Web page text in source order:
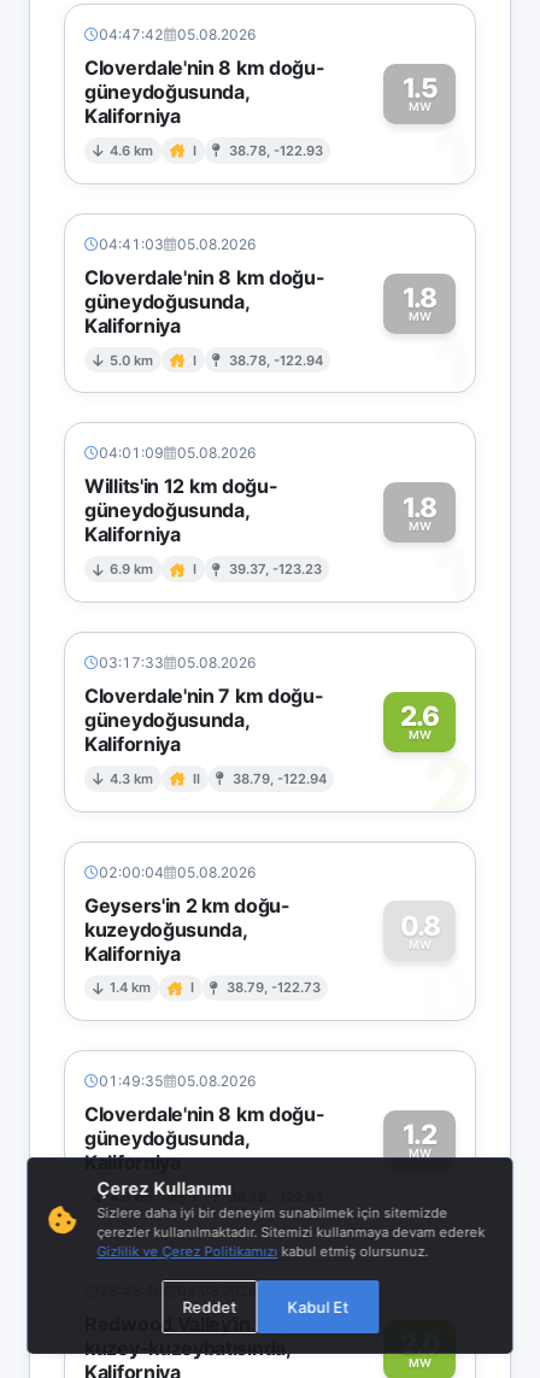
04:47:42 05.08.2026
Cloverdale'nin 8 km doğu-
güneydoğusunda,
Kaliforniya
4.6 km I 38.78, -122.93
1.5
MW
1
04:41:03 05.08.2026
Cloverdale'nin 8 km doğu-
güneydoğusunda,
Kaliforniya
5.0 km I 38.78, -122.94
1.8
MW
1
04:01:09 05.08.2026
Willits'in 12 km doğu-
güneydoğusunda,
Kaliforniya
6.9 km I 39.37, -123.23
1.8
MW
1
03:17:33 05.08.2026
Cloverdale'nin 7 km doğu-
güneydoğusunda,
Kaliforniya
4.3 km II 38.79, -122.94
2.6
MW
2
02:00:04 05.08.2026
Geysers'in 2 km doğu-
kuzeydoğusunda,
Kaliforniya
1.4 km I 38.79, -122.73
0.8
MW
0
01:49:35 05.08.2026
Cloverdale'nin 8 km doğu-
güneydoğusunda,
Kaliforniya
4.8 km I 38.78, -122.93
1.2
MW
1
kuzey-kuzeybatısında,
Kaliforniya
MW
Çerez Kullanımı
Sizlere daha iyi bir deneyim sunabilmek için sitemizde
çerezler kullanılmaktadır. Sitemizi kullanmaya devam ederek
Gizlilik ve Çerez Politikamızı kabul etmiş olursunuz.
Reddet Kabul Et